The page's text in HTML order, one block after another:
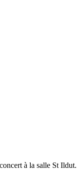
à la salle St Ildut.